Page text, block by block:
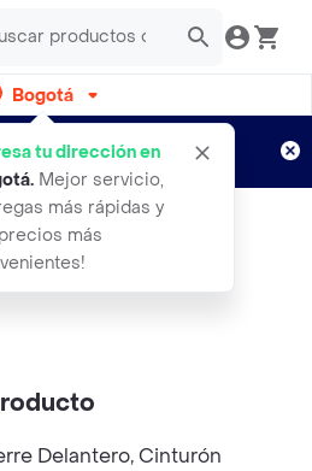
Bogotá
tu dirección en
. Mejor servicio,
más rápidas y
más
por semanas
Aplican TyC
Gris Talla 72
Delantero, Cinturón